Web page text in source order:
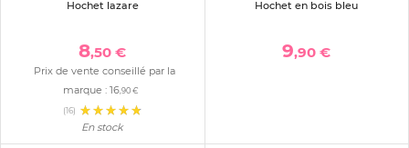
Hochet lazare
8,50 €
Prix de vente conseillé par la
marque : 16,90 €
(16)
En stock
Hochet en bois bleu
9,90 €